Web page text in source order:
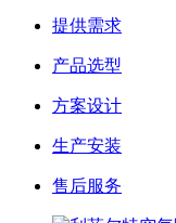
提供需求
产品选型
方案设计
生产安装
售后服务